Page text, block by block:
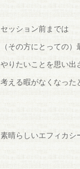
セッション前までは
（その方にとっての
やりたいことを思い出
考える暇がなくなった
素晴らしいエフィカシ